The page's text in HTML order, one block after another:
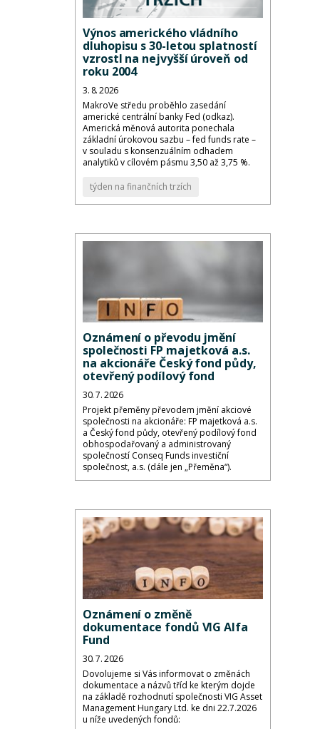
Výnos amerického vládního
dluhopisu s 30-letou splatností
vzrostl na nejvyšší úroveň od
roku 2004
3. 8. 2026
MakroVe středu proběhlo zasedání
americké centrální banky Fed (odkaz).
Americká měnová autorita ponechala
základní úrokovou sazbu – fed funds rate –
v souladu s konsenzuálním odhadem
analytiků v cílovém pásmu 3,50 až 3,75 %.
týden na finančních trzích
Oznámení o převodu jmění
společnosti FP majetková a.s.
na akcionáře Český fond půdy,
otevřený podílový fond
30. 7. 2026
Projekt přeměny převodem jmění akciové
společnosti na akcionáře: FP majetková a.s.
a Český fond půdy, otevřený podílový fond
obhospodařovaný a administrovaný
společností Conseq Funds investiční
společnost, a.s. (dále jen „Přeměna“).
Oznámení o změně
dokumentace fondů VIG Alfa
Fund
30. 7. 2026
Dovolujeme si Vás informovat o změnách
dokumentace a názvů tříd ke kterým dojde
na základě rozhodnutí společnosti VIG Asset
Management Hungary Ltd. ke dni 22.7.2026
u níže uvedených fondů: